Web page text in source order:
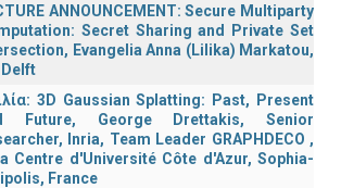
ANNOUNCEMENT: Secure Multiparty
Secret Sharing and Private Set
Evangelia Anna (Lilika) Markatou,
3D Gaussian Splatting: Past, Present
Future, George Drettakis, Senior
Inria, Team Leader GRAPHDECO ,
Centre d'Université Côte d'Azur, Sophia-
France